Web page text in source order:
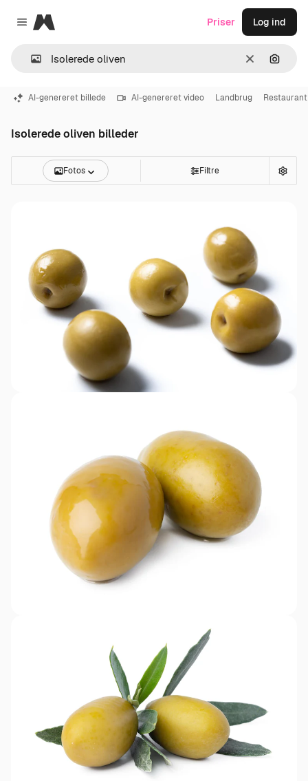
Close menu
Magnific
Klar Søg
Priser Log ind
AI-genereret billede AI-genereret video Landbrug Restaurant
Isolerede oliven billeder
Fotos Filtre